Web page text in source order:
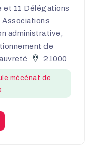
et 11 Délégations
Associations
administrative,
de
21000
mécénat de